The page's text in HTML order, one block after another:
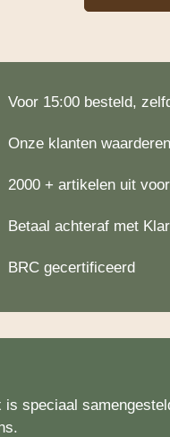
Voor 15:00 besteld,
Onze klanten
2000 + artikelen uit
Betaal achteraf met
BRC gecertificeerd
speciaal